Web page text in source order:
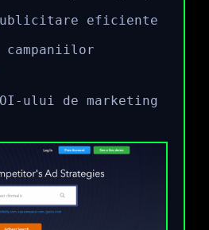
eficiente
campaniilor
ului de marketing